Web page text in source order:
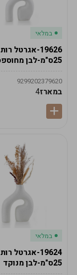
במלאי
19626-אגרטל רות
25ס"מ-לבן מחוספס
9299202379620
במארז4
במלאי
19624-אגרטל רות
25ס"מ-לבן מנוקד